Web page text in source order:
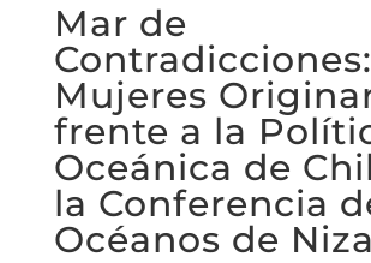
Mar de
Contradicciones:
Mujeres
frente a la
Oceánica de
la Conferencia
Océanos de Niza